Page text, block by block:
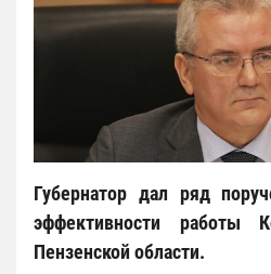
Губернатор дал ряд
эффективности работы
Пензенской области.